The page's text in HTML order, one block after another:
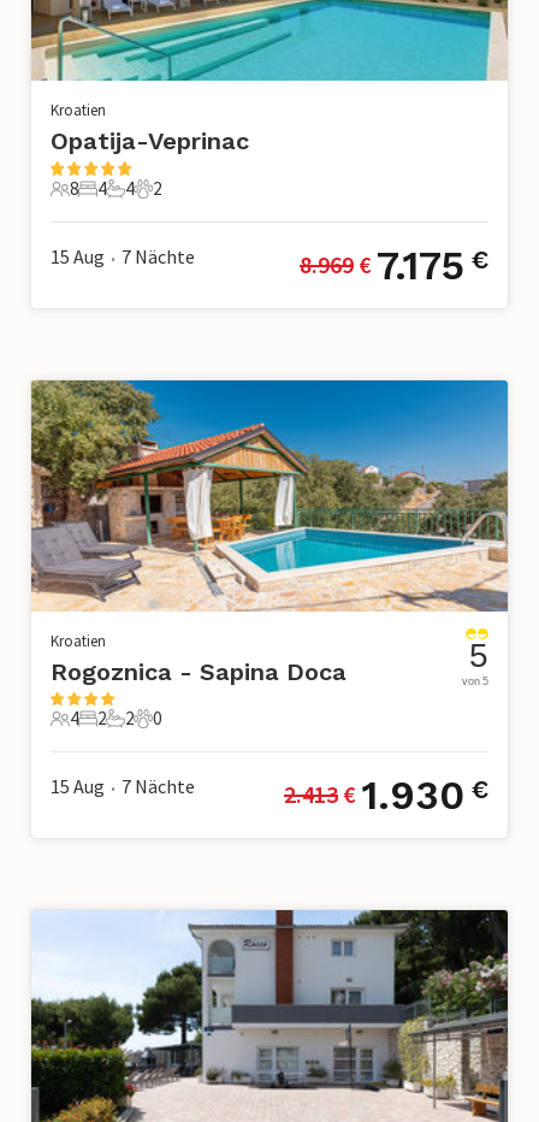
Kroatien
Opatija-Veprinac
8 Gäste
8
4 Schlafzimmer
4
4 Badezimmer
4
2 Haustiere
2
15 Aug • 7 Nächte 8.969 € 7.175 €
Kroatien
Rogoznica - Sapina Doca
4 Gäste
4
2 Schlafzimmer
2
2 Badezimmer
2
0 Haustiere
0
5
von 5
15 Aug • 7 Nächte 2.413 € 1.930 €